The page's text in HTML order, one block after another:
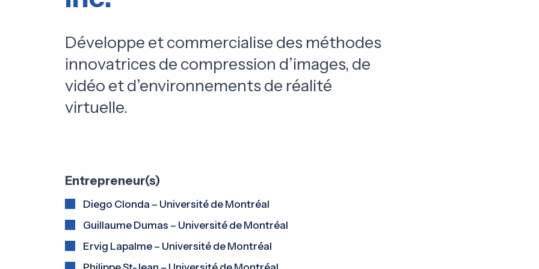
Développe et commercialise des méthodes
innovatrices de compression d’images, de
vidéo et d’environnements de réalité
virtuelle.
Entrepreneur(s)
Diego Clonda – Université de Montréal
Guillaume Dumas – Université de Montréal
Ervig Lapalme – Université de Montréal